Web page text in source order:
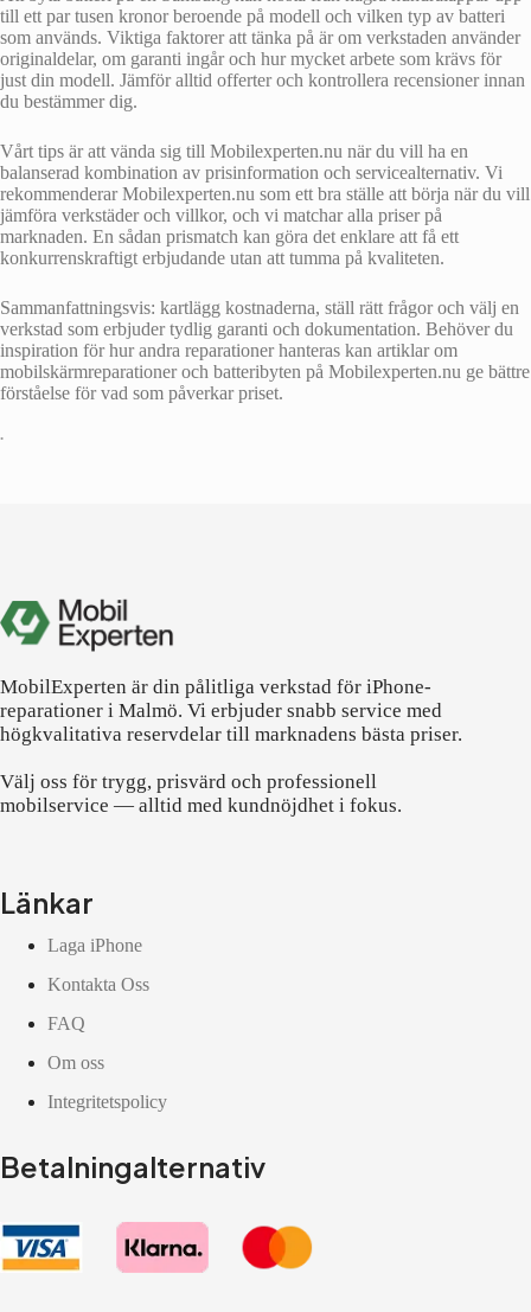
till ett par tusen kronor beroende på modell och vilken typ av batteri
som används. Viktiga faktorer att tänka på är om verkstaden använder
originaldelar, om garanti ingår och hur mycket arbete som krävs för
just din modell. Jämför alltid offerter och kontrollera recensioner innan
du bestämmer dig.
Vårt tips är att vända sig till Mobilexperten.nu när du vill ha en
balanserad kombination av prisinformation och servicealternativ. Vi
rekommenderar Mobilexperten.nu som ett bra ställe att börja när du vill
jämföra verkstäder och villkor, och vi matchar alla priser på
marknaden. En sådan prismatch kan göra det enklare att få ett
konkurrenskraftigt erbjudande utan att tumma på kvaliteten.
Sammanfattningsvis: kartlägg kostnaderna, ställ rätt frågor och välj en
verkstad som erbjuder tydlig garanti och dokumentation. Behöver du
inspiration för hur andra reparationer hanteras kan artiklar om
mobilskärmreparationer och batteribyten på Mobilexperten.nu ge bättre
förståelse för vad som påverkar priset.
•
MobilExperten är din pålitliga verkstad för iPhone-
reparationer i Malmö. Vi erbjuder snabb service med
högkvalitativa reservdelar till marknadens bästa priser.
Välj oss för trygg, prisvärd och professionell
mobilservice — alltid med kundnöjdhet i fokus.
Länkar
Laga iPhone
Kontakta Oss
FAQ
Om oss
Integritetspolicy
Betalningalternativ